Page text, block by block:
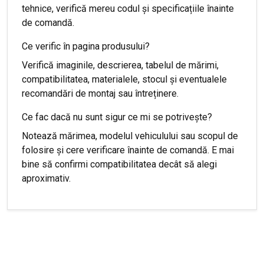
tehnice, verifică mereu codul și specificațiile înainte
de comandă.
Ce verific în pagina produsului?
Verifică imaginile, descrierea, tabelul de mărimi,
compatibilitatea, materialele, stocul și eventualele
recomandări de montaj sau întreținere.
Ce fac dacă nu sunt sigur ce mi se potrivește?
Notează mărimea, modelul vehiculului sau scopul de
folosire și cere verificare înainte de comandă. E mai
bine să confirmi compatibilitatea decât să alegi
aproximativ.